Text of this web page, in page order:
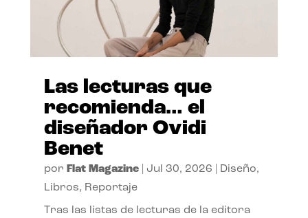
Las lecturas que
recomienda… el
diseñador Ovidi
Benet
por Flat Magazine| Jul 30, 2026 Diseño,
Libros, Reportaje
Tras las listas de lecturas de la editora